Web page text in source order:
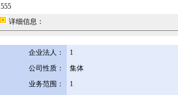
555
详细信息：
企业法人：
1
公司性质：
集体
业务范围：
1